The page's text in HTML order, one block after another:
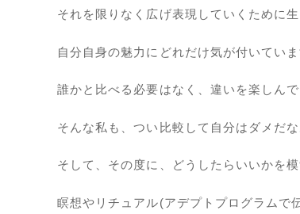
それを限りなく広げ表現していくために生
自分自身の魅力にどれだけ気が付いていま
誰かと比べる必要はなく、違いを楽しん
そんな私も、つい比較して自分はダメだ
そして、その度に、どうしたらいいかを模
瞑想やリチュアル(アデプトプログラムで